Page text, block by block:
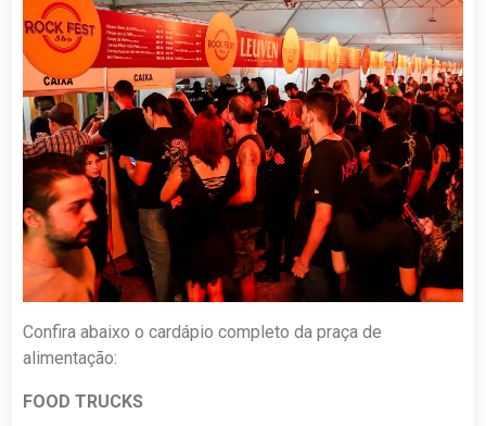
Confira abaixo o cardápio completo da praça de
alimentação:
FOOD TRUCKS